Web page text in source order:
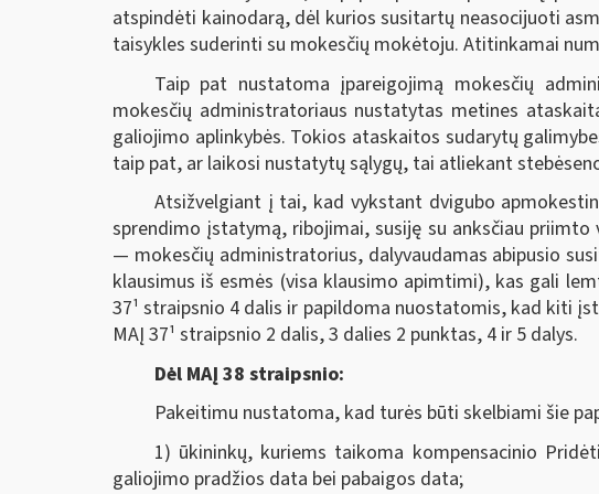
atspindėti kainodarą, dėl kurios susitartų neasocijuoti
taisykles suderinti su mokesčių mokėtoju. Atitinkamai
Taip pat nustatoma įpareigojimą mokesčių
mokesčių administratoriaus nustatytas metines
galiojimo aplinkybės. Tokios ataskaitos sudarytų
taip pat, ar laikosi nustatytų sąlygų, tai atliekant
Atsižvelgiant į tai, kad vykstant dvigubo
sprendimo įstatymą, ribojimai, susiję su anksčiau
— mokesčių administratorius, dalyvaudamas abipusio
klausimus iš esmės (visa klausimo apimtimi), kas gali
37¹ straipsnio 4 dalis ir papildoma nuostatomis, kad kiti
MAĮ 37¹ straipsnio 2 dalis, 3 dalies 2 punktas, 4 ir 5 dalys.
Dėl MAĮ 38 straipsnio:
Pakeitimu nustatoma, kad turės būti skelbiami šie
1) ūkininkų, kuriems taikoma kompensacinio
galiojimo pradžios data bei pabaigos data;